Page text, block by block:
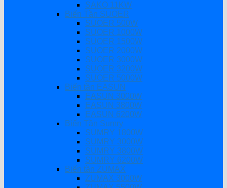
SAKO 11KW
Biến Tần SUOER
SUOER 500W
SUOER 1000W
SUOER 1500W
SUOER 2000W
SUOER 3000W
SUOER 3200W
SUOER 5000W
Biến tần EASUN
EASUN 3000W
EASUN 3800W
EASUN 6200W
Biến Tần Sumry
SUMRY 1800W
SUMRY 3000W
SUMRY 3800W
SUMRY 6200W
Biến tần ZUMAX
ZUMAX 3000W